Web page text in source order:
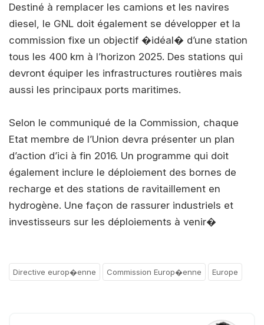
Destiné à remplacer les camions et les navires
diesel, le GNL doit également se développer et la
commission fixe un objectif �idéal� d’une station
tous les 400 km à l’horizon 2025. Des stations qui
devront équiper les infrastructures routières mais
aussi les principaux ports maritimes.
Selon le communiqué de la Commission, chaque
Etat membre de l’Union devra présenter un plan
d’action d’ici à fin 2016. Un programme qui doit
également inclure le déploiement des bornes de
recharge et des stations de ravitaillement en
hydrogène. Une façon de rassurer industriels et
investisseurs sur les déploiements à venir�
Directive europ�enne Commission Europ�enne Europe